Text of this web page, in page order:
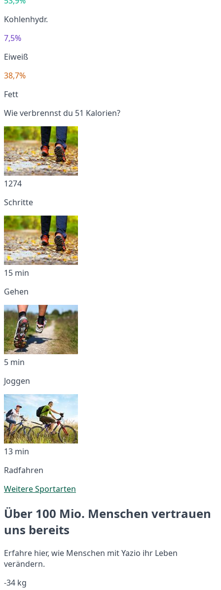
Kohlenhydr.
7,5%
Eiweiß
38,7%
Fett
Wie verbrennst du 51 Kalorien?
1274
Schritte
15 min
Gehen
5 min
Joggen
13 min
Radfahren
Weitere Sportarten
Über 100 Mio. Menschen vertrauen
uns bereits
Erfahre hier, wie Menschen mit Yazio ihr Leben
verändern.
-34 kg